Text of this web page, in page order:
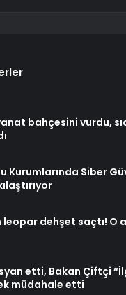
bahçesini vurdu,
Kurumlarında Siber
leopar dehşet saçtı! O
etti, Bakan Çiftçi
müdahale etti